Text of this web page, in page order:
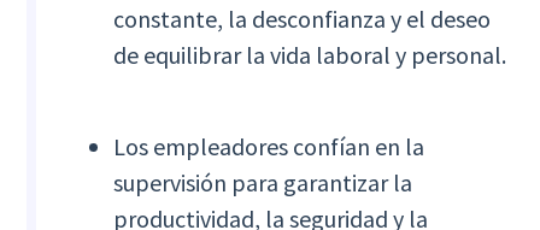
constante, la desconfianza y el deseo
de equilibrar la vida laboral y personal.
Los empleadores confían en la
supervisión para garantizar la
productividad, la seguridad y la